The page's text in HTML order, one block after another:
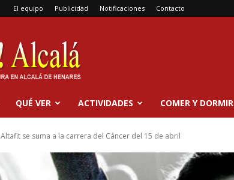
El equipo Publicidad Notificaciones Contacto
QUÉ VER ACTIVIDADES COMER Y DORMIR
Altafit se suma a la carrera del Cáncer del 15 de abril